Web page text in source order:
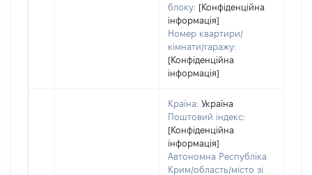
блоку: [Конфіденційна
інформація]
Номер квартири/
кімнати/гаражу:
[Конфіденційна
інформація]
Країна: Україна
Поштовий індекс:
[Конфіденційна
інформація]
Автономна Республіка
Крим/область/місто зі